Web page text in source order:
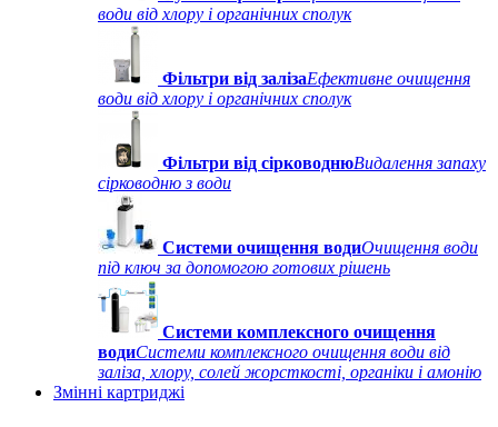
води від хлору і органічних сполук
Фільтри від залізаЕфективне очищення
води від хлору і органічних сполук
Фільтри від сірководнюВидалення запаху
сірководню з води
Системи очищення водиОчищення води
під ключ за допомогою готових рішень
Системи комплексного очищення
водиСистеми комплексного очищення води від
заліза, хлору, солей жорсткості, органіки і амонію
Змінні картриджі